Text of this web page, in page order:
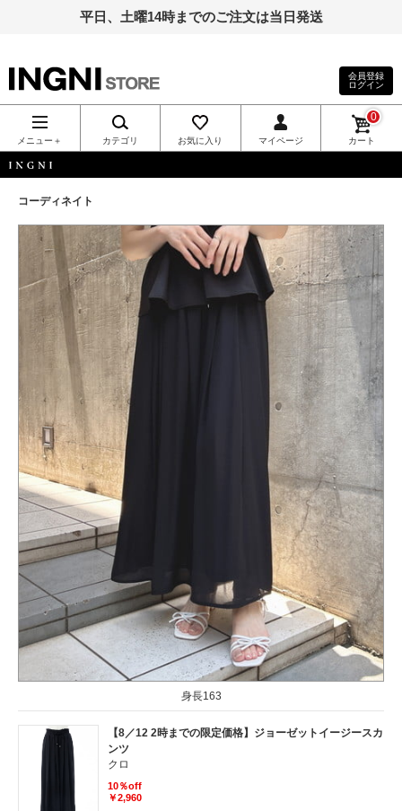
平日、土曜14時までのご注文は当日発送
INGNI（イン
グ）公式通
販｜INGNI
STORE
会員登録
ログイン
メニュー＋ カテゴリ お気に入り マイページ カート
0
コーディネイト
身長163
【8／12 2時までの限定価格】ジョーゼットイージースカ
ンツ
クロ
10％off
￥2,960